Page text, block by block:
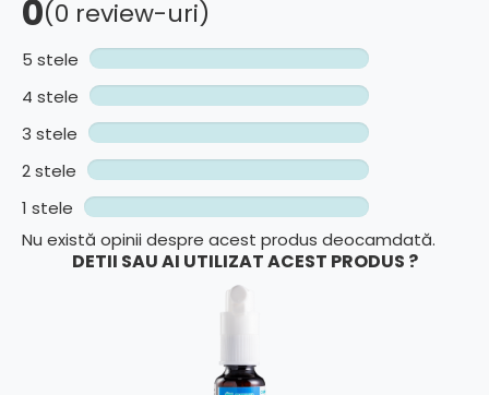
0(0 review-uri)
5 stele
4 stele
3 stele
2 stele
1 stele
Nu există opinii despre acest produs deocamdată.
DETII SAU AI UTILIZAT ACEST PRODUS ?